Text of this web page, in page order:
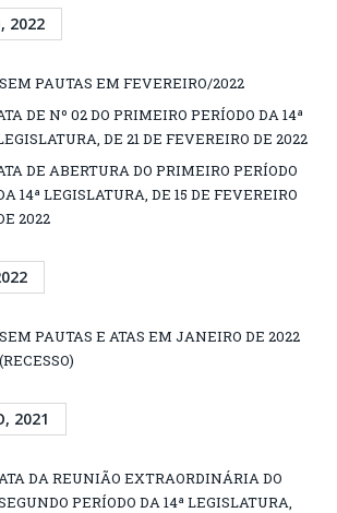
2022
SEM PAUTAS EM FEVEREIRO/2022
DE Nº 02 DO PRIMEIRO PERÍODO DA 14ª
DE 21 DE FEVEREIRO DE 2022
DE ABERTURA DO PRIMEIRO PERÍODO
14ª LEGISLATURA, DE 15 DE FEVEREIRO
2022
SEM PAUTAS E ATAS EM JANEIRO DE 2022
(RECESSO)
2021
DA REUNIÃO EXTRAORDINÁRIA DO
PERÍODO DA 14ª LEGISLATURA,